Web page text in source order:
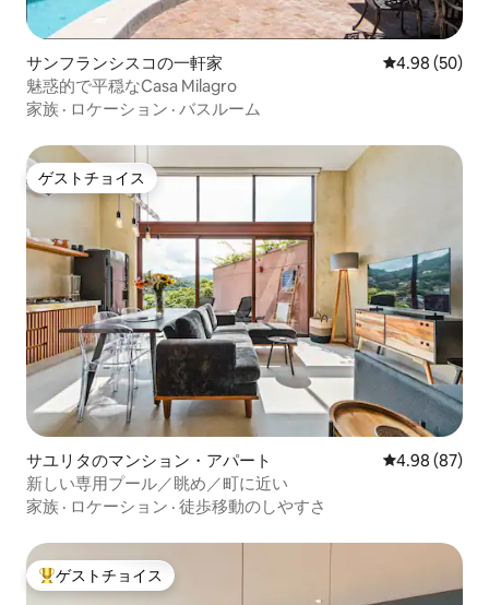
サンフランシスコの一軒家 レビュー50
4.98 (50)
魅惑的で平穏なCasa Milagro
家族 · ロケーション · バスルーム
ゲストチョイス
ゲストチョイス
サユリタのマンション・アパート レビュー87
4.98 (87)
新しい専用プール／眺め／町に近い
家族 · ロケーション · 徒歩移動のしやすさ
大好評のゲストチョイスです。
ゲストチョイス